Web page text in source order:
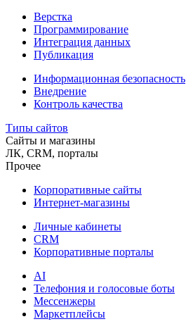
Верстка
Программирование
Интеграция данных
Публикация
Информационная безопасность
Внедрение
Контроль качества
Типы сайтов
Сайты и магазины
ЛК, CRM, порталы
Прочее
Корпоративные сайты
Интернет-магазины
Личные кабинеты
CRM
Корпоративные порталы
AI
Телефония и голосовые боты
Мессенжеры
Маркетплейсы